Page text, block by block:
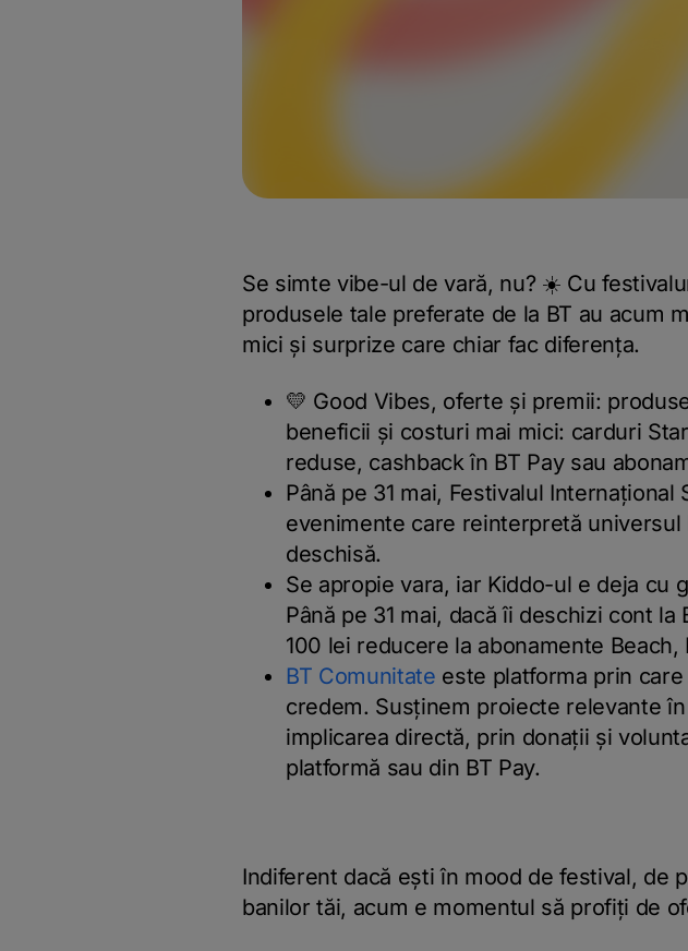
Se simte vibe-ul de vară, nu? ☀️ Cu
produsele tale preferate de la BT au acum
mici și surprize care chiar fac diferența.
💛 Good Vibes, oferte și premii:
beneficii și costuri mai mici: carduri
reduse, cashback în BT Pay sau
Până pe 31 mai, Festivalul
evenimente care reinterpretă
deschisă.
Se apropie vara, iar Kiddo-ul e deja cu
Până pe 31 mai, dacă îi deschizi cont
100 lei reducere la abonamente
BT Comunitate este platforma prin
credem. Susținem proiecte relevante
implicarea directă, prin donații și
platformă sau din BT Pay.
Indiferent dacă ești în mood de festival, de
banilor tăi, acum e momentul să profiți de